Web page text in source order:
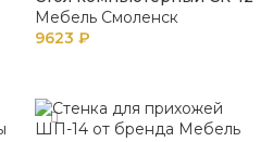
Мебель Смоленск
9623 ₽